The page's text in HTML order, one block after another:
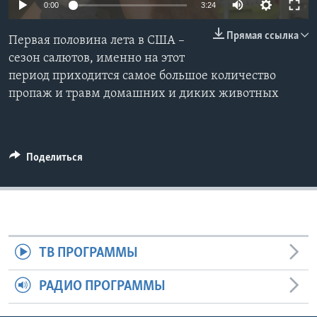
СОЦИАЛЬНЫЕ СЕТИ
0:00 3:24
Прямая ссылка
Первая половина лета в США –
сезон салютов, именно на этот
период приходится самое большое количество
пропаж и травм домашних и диких животных
Поделиться
ТВ ПРОГРАММЫ
РАДИО ПРОГРАММЫ